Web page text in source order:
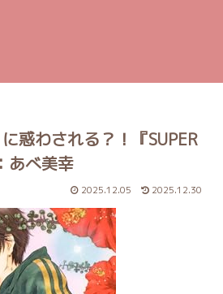
惑わされる？！『SUPER
あべ美幸
2025.12.05 2025.12.30